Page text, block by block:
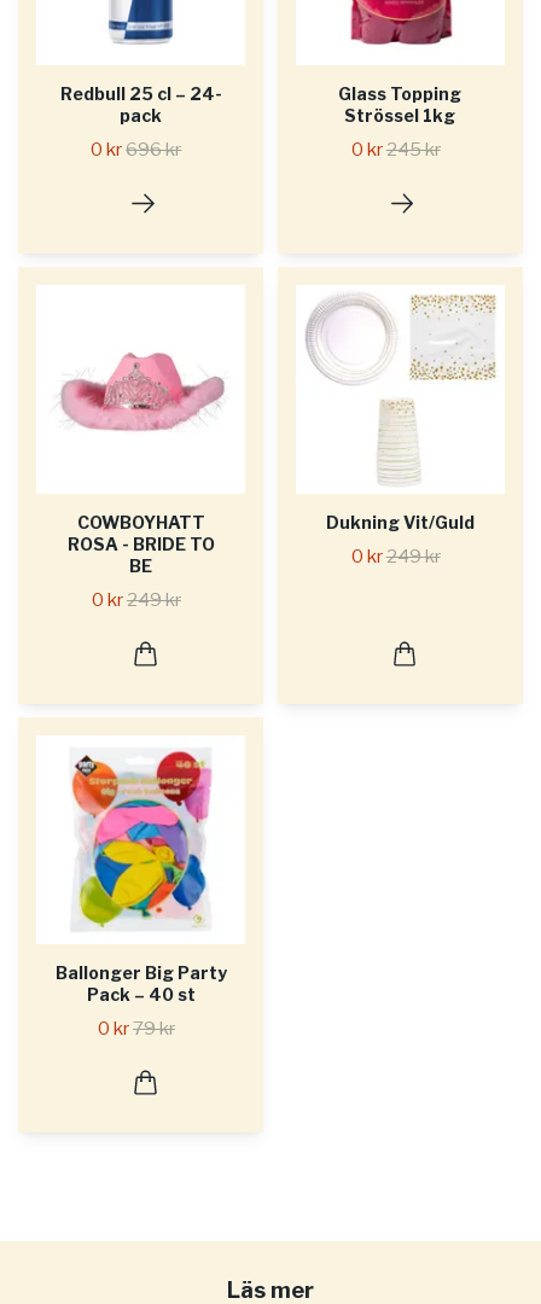
Redbull 25 cl – 24-
pack
0 kr696 kr
Glass Topping
Strössel 1kg
0 kr245 kr
COWBOYHATT
ROSA - BRIDE TO
BE
0 kr249 kr
Dukning Vit/Guld
0 kr249 kr
Ballonger Big Party
Pack – 40 st
0 kr79 kr
Läs mer